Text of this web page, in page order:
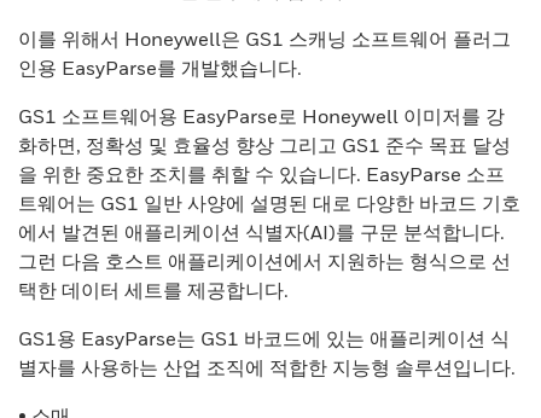
이를 위해서 Honeywell은 GS1 스캐닝 소프트웨어 플러그
인용 EasyParse를 개발했습니다.
GS1 소프트웨어용 EasyParse로 Honeywell 이미저를 강
화하면, 정확성 및 효율성 향상 그리고 GS1 준수 목표 달성
을 위한 중요한 조치를 취할 수 있습니다. EasyParse 소프
트웨어는 GS1 일반 사양에 설명된 대로 다양한 바코드 기호
에서 발견된 애플리케이션 식별자(AI)를 구문 분석합니다.
그런 다음 호스트 애플리케이션에서 지원하는 형식으로 선
택한 데이터 세트를 제공합니다.
GS1용 EasyParse는 GS1 바코드에 있는 애플리케이션 식
별자를 사용하는 산업 조직에 적합한 지능형 솔루션입니다.